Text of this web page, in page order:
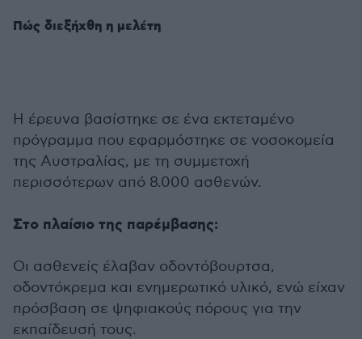
Πώς διεξήχθη η μελέτη
Η έρευνα βασίστηκε σε ένα εκτεταμένο
πρόγραμμα που εφαρμόστηκε σε νοσοκομεία
της Αυστραλίας, με τη συμμετοχή
περισσότερων από 8.000 ασθενών.
Στο πλαίσιο της παρέμβασης:
Οι ασθενείς έλαβαν οδοντόβουρτσα,
οδοντόκρεμα και ενημερωτικό υλικό, ενώ είχαν
πρόσβαση σε ψηφιακούς πόρους για την
εκπαίδευσή τους.